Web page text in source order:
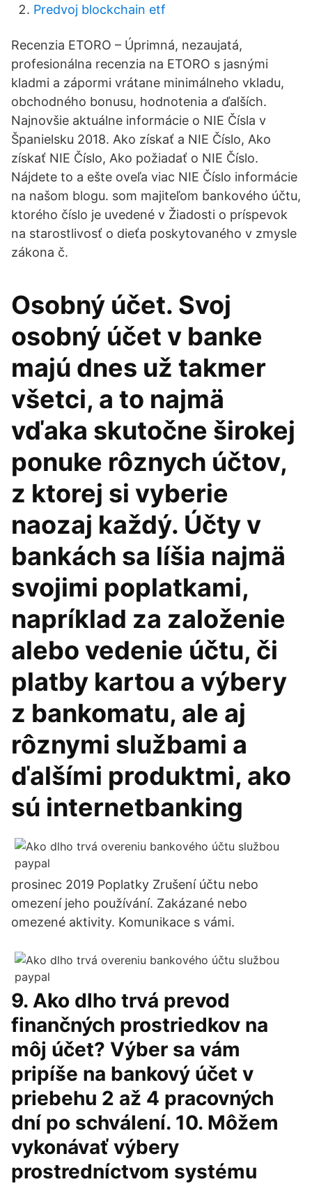
Predvoj blockchain etf
Recenzia ETORO – ️Úprimná, nezaujatá,
profesionálna recenzia na ETORO s jasnými
kladmi a zápormi vrátane minimálneho vkladu,
obchodného bonusu, hodnotenia a ďalších.
Najnovšie aktuálne informácie o NIE Čísla v
Španielsku 2018. Ako získať a NIE Číslo, Ako
získať NIE Číslo, Ako požiadať o NIE Číslo.
Nájdete to a ešte oveľa viac NIE Číslo informácie
na našom blogu. som majiteľom bankového účtu,
ktorého číslo je uvedené v Žiadosti o príspevok
na starostlivosť o dieťa poskytovaného v zmysle
zákona č.
Osobný účet. Svoj
osobný účet v banke
majú dnes už takmer
všetci, a to najmä
vďaka skutočne širokej
ponuke rôznych účtov,
z ktorej si vyberie
naozaj každý. Účty v
bankách sa líšia najmä
svojimi poplatkami,
napríklad za založenie
alebo vedenie účtu, či
platby kartou a výbery
z bankomatu, ale aj
rôznymi službami a
ďalšími produktmi, ako
sú internetbanking
prosinec 2019 Poplatky Zrušení účtu nebo
omezení jeho používání. Zakázané nebo
omezené aktivity. Komunikace s vámi.
9. Ako dlho trvá prevod
finančných prostriedkov na
môj účet? Výber sa vám
pripíše na bankový účet v
priebehu 2 až 4 pracovných
dní po schválení. 10. Môžem
vykonávať výbery
prostredníctvom systému